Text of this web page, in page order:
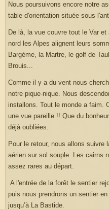
Nous poursuivons encore notre
table d'orientation située sous
De là, la vue couvre tout le Var
nord les Alpes alignent leurs
Bargème, la Martre, le golf de
Brouis...
Comme il y a du vent nous
notre pique-nique. Nous
installons. Tout le monde a faim.
une vue pareille !! Que du
déjà oubliées.
Pour le retour, nous allons suivre
aérien sur sol souple. Les cairns
assez rares au départ.
A l'entrée de la forêt le sentier
puis nous prendrons un sentier
jusqu’à La Bastide.